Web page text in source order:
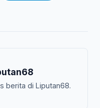
berita di Liputan68.